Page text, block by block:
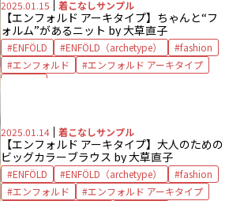
2025.01.15 着こなしサンプル
【エンフォルド アーキタイプ】ちゃんと“フ
ォルム”があるニット by 大草直子
ENFÖLD ENFÖLD（archetype）
fashion
エンフォルド
エンフォルド アーキタイプ
2025.01.14 着こなしサンプル
【エンフォルド アーキタイプ】大人のための
ビッグカラーブラウス by 大草直子
ENFÖLD ENFÖLD（archetype）
fashion
エンフォルド
エンフォルド アーキタイプ